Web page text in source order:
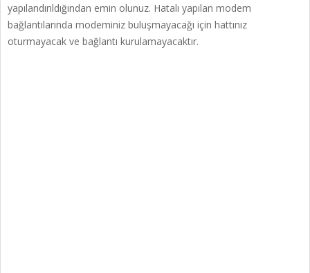
yapılandırıldığından emin olunuz. Hatalı yapılan modem
bağlantılarında modeminiz buluşmayacağı için hattınız
oturmayacak ve bağlantı kurulamayacaktır.